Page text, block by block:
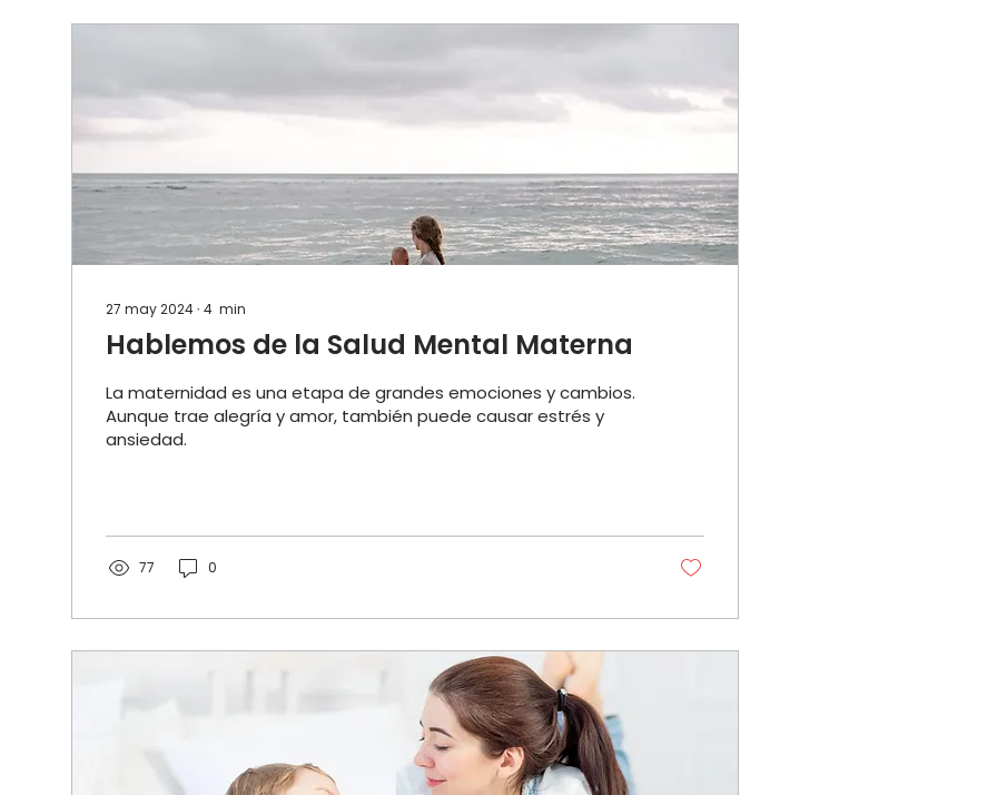
27 may 2024∙ 4 min
Hablemos de la Salud Mental Materna
La maternidad es una etapa de grandes emociones y cambios.
Aunque trae alegría y amor, también puede causar estrés y
ansiedad.
77 0